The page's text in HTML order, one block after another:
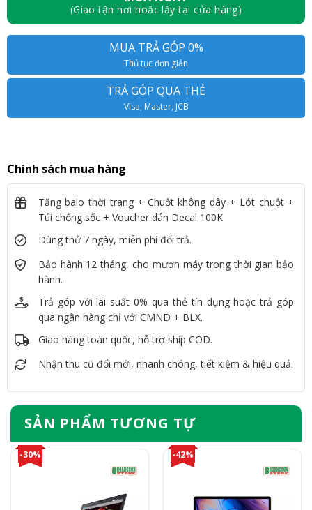
(Giao tận nơi hoặc lấy tại cửa hàng)
MUA TRẢ GÓP 0%
Thủ tục đơn giản
TRẢ GÓP QUA THẺ
Visa, Master, JCB
Chính sách mua hàng
Tặng balo thời trang + Chuột không dây + Lót chuột +
Túi chống sốc + Voucher dán Decal 100K
Dùng thử 7 ngày, miễn phí đổi trả.
Bảo hành 12 tháng, cho mượn máy trong thời gian bảo
hành.
Trả góp với lãi suất 0% qua thẻ tín dụng hoặc trả góp
qua ngân hàng chỉ với CMND + BLX.
Giao hàng toàn quốc, hỗ trợ ship COD.
Nhận thu cũ đổi mới, nhanh chóng, tiết kiệm & hiệu quả.
SẢN PHẨM TƯƠNG TỰ
-30% -42%